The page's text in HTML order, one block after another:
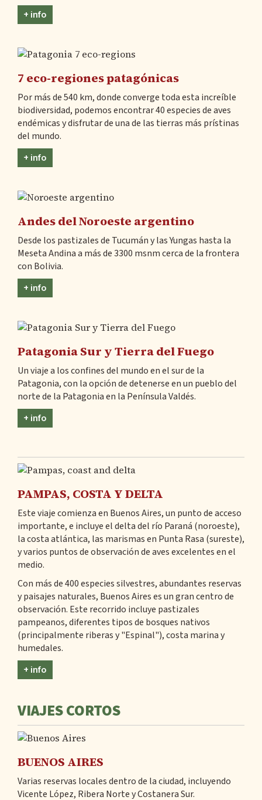
+ info
7 eco-regiones patagónicas
Por más de 540 km, donde converge toda esta increíble
biodiversidad, podemos encontrar 40 especies de aves
endémicas y disfrutar de una de las tierras más prístinas
del mundo.
+ info
Andes del Noroeste argentino
Desde los pastizales de Tucumán y las Yungas hasta la
Meseta Andina a más de 3300 msnm cerca de la frontera
con Bolivia.
+ info
Patagonia Sur y Tierra del Fuego
Un viaje a los confines del mundo en el sur de la
Patagonia, con la opción de detenerse en un pueblo del
norte de la Patagonia en la Península Valdés.
+ info
PAMPAS, COSTA Y DELTA
Este viaje comienza en Buenos Aires, un punto de acceso
importante, e incluye el delta del río Paraná (noroeste),
la costa atlántica, las marismas en Punta Rasa (sureste),
y varios puntos de observación de aves excelentes en el
medio.
Con más de 400 especies silvestres, abundantes reservas
y paisajes naturales, Buenos Aires es un gran centro de
observación. Este recorrido incluye pastizales
pampeanos, diferentes tipos de bosques nativos
(principalmente riberas y "Espinal"), costa marina y
humedales.
+ info
VIAJES CORTOS
BUENOS AIRES
Varias reservas locales dentro de la ciudad, incluyendo
Vicente López, Ribera Norte y Costanera Sur.